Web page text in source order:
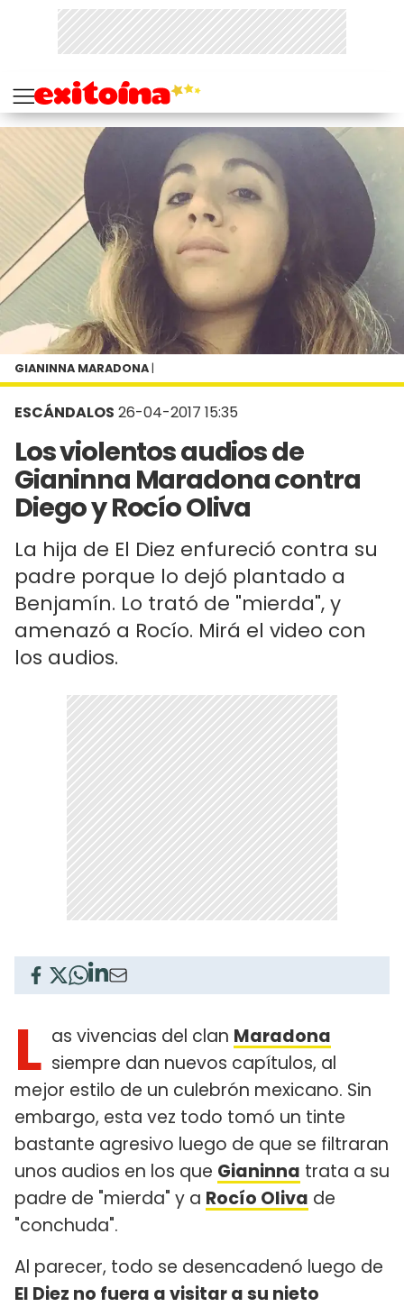
ESCÁNDALOS 26-04-2017 15:35
Los violentos audios de
Gianinna Maradona contra
Diego y Rocío Oliva
La hija de El Diez enfureció contra su
padre porque lo dejó plantado a
Benjamín. Lo trató de "mierda", y
amenazó a Rocío. Mirá el video con
los audios.
GIANINNA MARADONA |
L as vivencias del clan Maradona
siempre dan nuevos capítulos, al
mejor estilo de un culebrón mexicano. Sin
embargo, esta vez todo tomó un tinte
bastante agresivo luego de que se filtraran
unos audios en los que Gianinna trata a su
padre de "mierda" y a Rocío Oliva de
"conchuda".
Al parecer, todo se desencadenó luego de
El Diez no fuera a visitar a su nieto